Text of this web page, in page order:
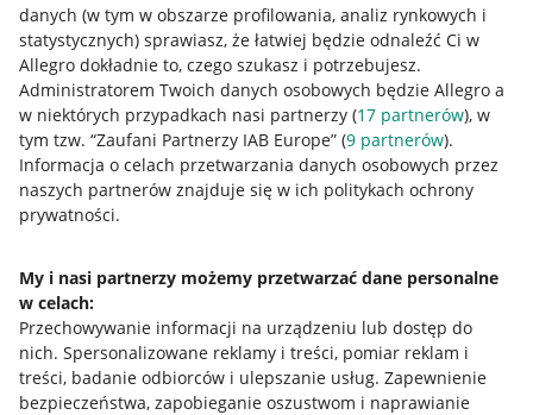
danych (w tym w obszarze profilowania, analiz rynkowych i
statystycznych) sprawiasz, że łatwiej będzie odnaleźć Ci w
Allegro dokładnie to, czego szukasz i potrzebujesz.
Administratorem Twoich danych osobowych będzie Allegro a
w niektórych przypadkach nasi partnerzy (17 partnerów), w
tym tzw. “Zaufani Partnerzy IAB Europe” (9 partnerów).
Informacja o celach przetwarzania danych osobowych przez
naszych partnerów znajduje się w ich politykach ochrony
prywatności.
My i nasi partnerzy możemy przetwarzać dane personalne
w celach:
Przechowywanie informacji na urządzeniu lub dostęp do
nich. Spersonalizowane reklamy i treści, pomiar reklam i
treści, badanie odbiorców i ulepszanie usług. Zapewnienie
bezpieczeństwa, zapobieganie oszustwom i naprawianie
Przydatne informacje
Jak to działa
Allegro Gadane dla sprzedających
Allegro Gadane dla kupujących
Mapa miejscowości